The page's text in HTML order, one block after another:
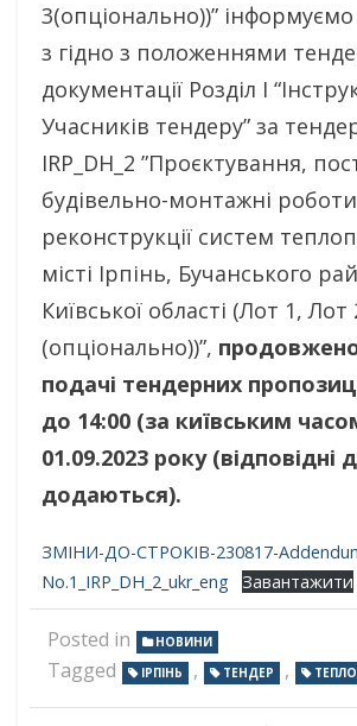
3(опціонально))”
з гідно з положеннями
документації Розділ І
Учасників тендеру” за
IRP_DH_2 ”Проєктування,
будівельно-монтажні
реконструкції систем
місті Ірпінь, Бучанського
Київської області (Лот 1,
(опціонально))”,
подачі тендерних
до 14:00 (за київським
01.09.2023 року (відповідні
додаються).
ЗМІНИ-ДО-СТРОКІВ-230817-
No.1_IRP_DH_2_ukr_eng Завантажити
Posted in НОВИНИ
Tagged ІРПІНЬ , ТЕНДЕР ,